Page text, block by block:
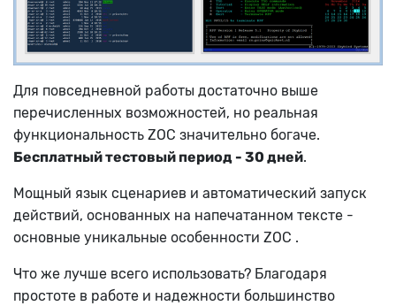
Для повседневной работы достаточно выше
перечисленных возможностей, но реальная
функциональность ZOC значительно богаче.
Бесплатный тестовый период - 30 дней.
Мощный язык сценариев и автоматический запуск
действий, основанных на напечатанном тексте -
основные уникальные особенности ZOC .
Что же лучше всего использовать? Благодаря
простоте в работе и надежности большинство